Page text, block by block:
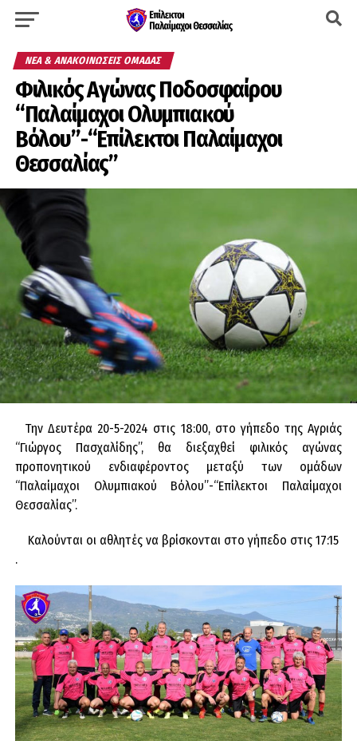
ΝΈΑ & ΑΝΑΚΟΙΝΏΣΕΙΣ ΟΜΆΔΑΣ
Φιλικός Αγώνας Ποδοσφαίρου
“Παλαίμαχοι Ολυμπιακού
Βόλου”-“Επίλεκτοι Παλαίμαχοι
Θεσσαλίας”
Την Δευτέρα 20-5-2024 στις 18:00, στο γήπεδο της Αγριάς
“Γιώργος Πασχαλίδης”, θα διεξαχθεί φιλικός αγώνας
προπονητικού ενδιαφέροντος μεταξύ των ομάδων
“Παλαίμαχοι Ολυμπιακού Βόλου”-“Επίλεκτοι Παλαίμαχοι
Θεσσαλίας”.
Καλούνται οι αθλητές να βρίσκονται στο γήπεδο στις 17:15
.